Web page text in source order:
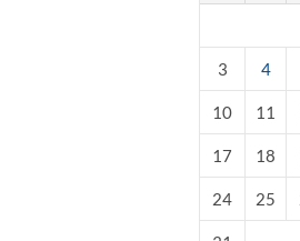
3 4
10 11
17 18
24 25